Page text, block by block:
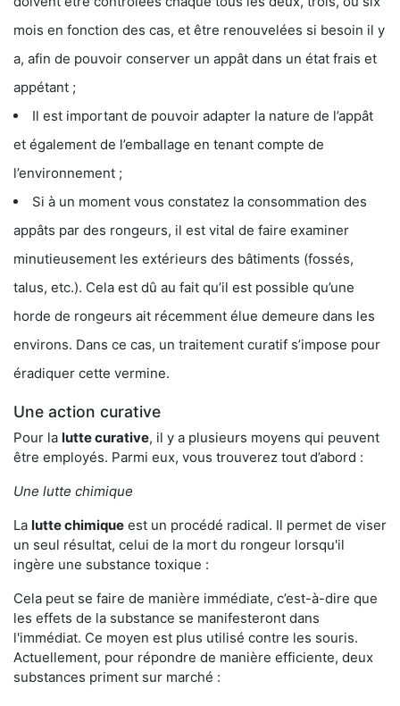
mois en fonction des cas, et être renouvelées si besoin il y
a, afin de pouvoir conserver un appât dans un état frais et
appétant ;
Il est important de pouvoir adapter la nature de l’appât
et également de l’emballage en tenant compte de
l’environnement ;
Si à un moment vous constatez la consommation des
appâts par des rongeurs, il est vital de faire examiner
minutieusement les extérieurs des bâtiments (fossés,
talus, etc.). Cela est dû au fait qu’il est possible qu’une
horde de rongeurs ait récemment élue demeure dans les
environs. Dans ce cas, un traitement curatif s’impose pour
éradiquer cette vermine.
Une action curative
Pour la lutte curative, il y a plusieurs moyens qui peuvent
être employés. Parmi eux, vous trouverez tout d’abord :
Une lutte chimique
La lutte chimique est un procédé radical. Il permet de viser
un seul résultat, celui de la mort du rongeur lorsqu'il
ingère une substance toxique :
Cela peut se faire de manière immédiate, c’est-à-dire que
les effets de la substance se manifesteront dans
l'immédiat. Ce moyen est plus utilisé contre les souris.
Actuellement, pour répondre de manière efficiente, deux
substances priment sur marché :